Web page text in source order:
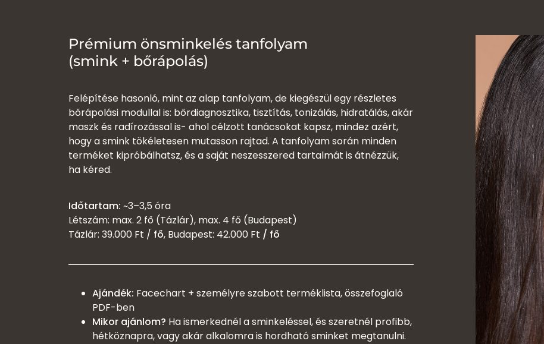
Prémium önsminkelés tanfolyam
(smink + bőrápolás)
Felépítése hasonló, mint az alap tanfolyam, de kiegészül egy részletes
bőrápolási modullal is: bőrdiagnosztika, tisztítás, tonizálás, hidratálás, akár
maszk és radírozással is- ahol célzott tanácsokat kapsz, mindez azért,
hogy a smink tökéletesen mutasson rajtad. A tanfolyam során minden
terméket kipróbálhatsz, és a saját neszesszered tartalmát is átnézzük,
ha kéred.
Időtartam:~3–3,5 óra
Létszám: max. 2 fő (Tázlár), max. 4 fő (Budapest)
Tázlár: 39.000 Ft / fő, Budapest: 42.000 Ft / fő
Ajándék: Facechart + személyre szabott terméklista, összefoglaló
PDF-ben
Mikor ajánlom? Ha ismerkednél a sminkeléssel, és szeretnél profibb,
hétköznapra, vagy akár alkalomra is hordható sminket megtanulni.